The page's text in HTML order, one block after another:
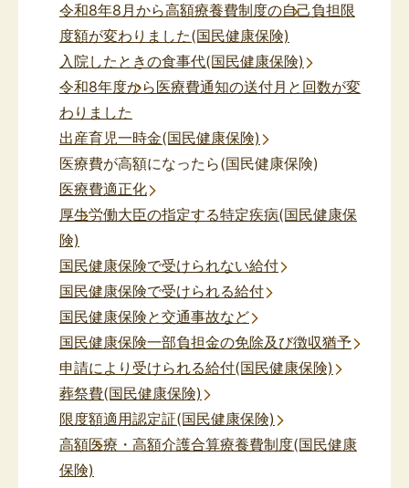
令和8年8月から高額療養費制度の自己負担限
度額が変わりました(国民健康保険)
入院したときの食事代(国民健康保険)
令和8年度から医療費通知の送付月と回数が変
わりました
出産育児一時金(国民健康保険)
医療費が高額になったら(国民健康保険)
医療費適正化
厚生労働大臣の指定する特定疾病(国民健康保
険)
国民健康保険で受けられない給付
国民健康保険で受けられる給付
国民健康保険と交通事故など
国民健康保険一部負担金の免除及び徴収猶予
申請により受けられる給付(国民健康保険)
葬祭費(国民健康保険)
限度額適用認定証(国民健康保険)
高額医療・高額介護合算療養費制度(国民健康
保険)